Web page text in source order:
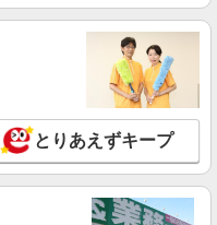
とりあえずキープ